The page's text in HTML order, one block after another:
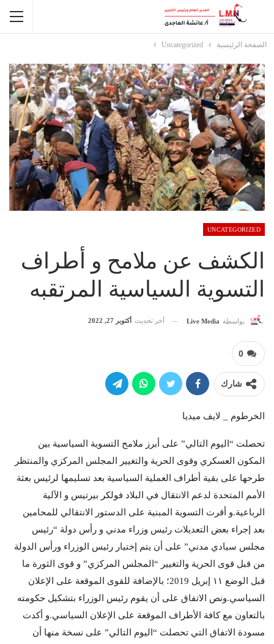
الصفحة الرئيسية Uncategorized
UNCATEGORIZED
الكشف عن ملامح و أطراف
التسوية السياسية المرتقبه
بواسطة Live Media آخر تحديث أكتوبر 27, 2022
0
شارك
الخرطوم _ لايف ميديا
تحصلت “اليوم التالي” على أبرز ملامح التسوية السياسية بين
المكون العسكري وقوى الحرية والتغيير المجلس المركزي والمنتظر
طرحها على بقية أطراف العملية السياسية بعد تسليمها لرئيس بعثة
الأمم المتحدة لدعم الانتقال في البلاد فولكر بيرتيس و الآلية
الرباعية.و أقرت التسوية المبنية على الدستور الانتقالي للمحامين
بعد إجراء بعض التعديلات رئيس وزراء مدني و رأس دولة “رئيس
مجلس سيادي مدني” على أن يتم إختيار رئيس الوزراء ورأس الدولة
من قبل قوى الحرية والتغيير “المجلس المركزي” و قوى الثورة ما
قبل الوضع ١١ إبريل 2019؛ بالإضافة للقوى الموقعة على الإعلان
السياسي.ونص الاتفاق على أن يقوم رئيس الوزراء بتشكيل حكومته
بالتعاون مع كافة الأطراف الموقعة على الإعلان السياسي.و أكدت
مسودة الاتفاق التي تحصلت “اليوم التالي” على نسخة منها أن